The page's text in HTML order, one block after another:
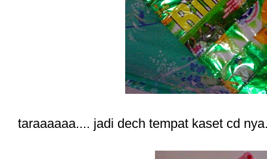
taraaaaaa.... jadi dech tempat kaset cd